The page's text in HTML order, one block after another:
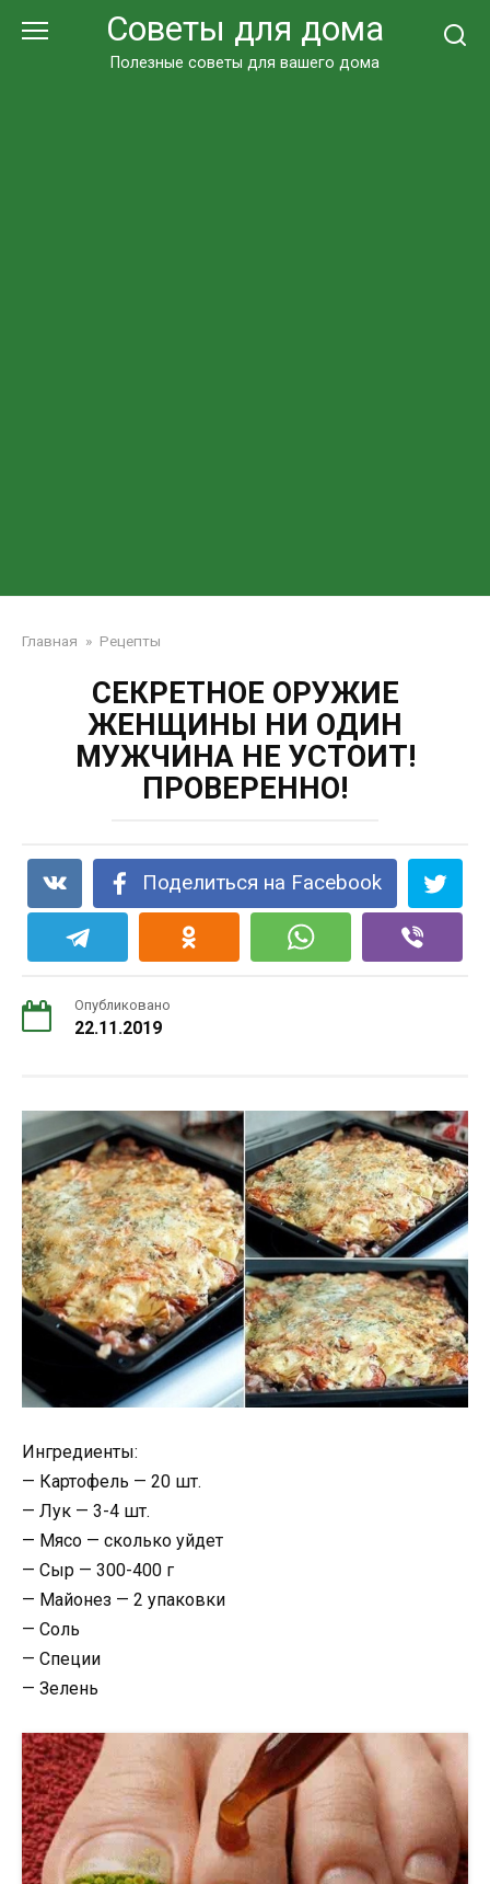
Советы для дома
Полезные советы для вашего дома
Главная » Рецепты
СЕКРЕТНОЕ ОРУЖИЕ
ЖЕНЩИНЫ НИ ОДИН
МУЖЧИНА НЕ УСТОИТ!
ПРОВЕРЕННО!
Поделиться на Facebook
Опубликовано
22.11.2019
Ингредиенты:
— Картофель — 20 шт.
— Лук — 3-4 шт.
— Мясо — сколько уйдет
— Сыр — 300-400 г
— Майонез — 2 упаковки
— Соль
— Специи
— Зелень